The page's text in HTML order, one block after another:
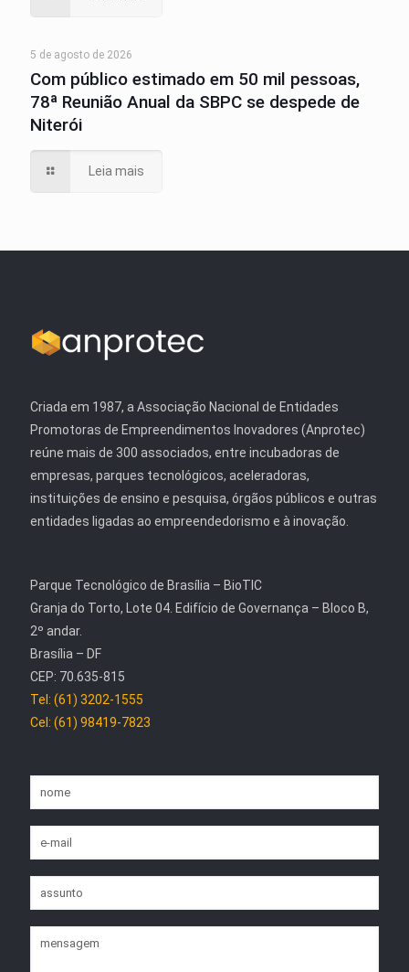
5 de agosto de 2026
Com público estimado em 50 mil pessoas,
78ª Reunião Anual da SBPC se despede de
Niterói
Leia mais
Criada em 1987, a Associação Nacional de Entidades
Promotoras de Empreendimentos Inovadores (Anprotec)
reúne mais de 300 associados, entre incubadoras de
empresas, parques tecnológicos, aceleradoras,
instituições de ensino e pesquisa, órgãos públicos e outras
entidades ligadas ao empreendedorismo e à inovação.
Parque Tecnológico de Brasília – BioTIC
Granja do Torto, Lote 04. Edifício de Governança – Bloco B,
2º andar.
Brasília – DF
CEP: 70.635-815
Tel: (61) 3202-1555
Cel: (61) 98419-7823